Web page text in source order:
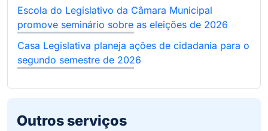
Escola do Legislativo da Câmara Municipal
promove seminário sobre as eleições de 2026
Casa Legislativa planeja ações de cidadania para o
segundo semestre de 2026
Outros serviços